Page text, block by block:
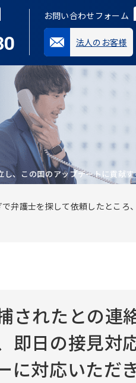
お問い合わせフォーム
法人のお客様
し、この国のアップデートに貢献
弁護士を探して依頼したとこ
されたとの連
即日の接見対
対応いただ